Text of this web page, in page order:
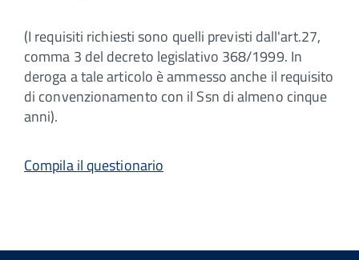
(I requisiti richiesti sono quelli previsti dall'art.27,
comma 3 del decreto legislativo 368/1999. In
deroga a tale articolo è ammesso anche il requisito
di convenzionamento con il Ssn di almeno cinque
anni).
Compila il questionario